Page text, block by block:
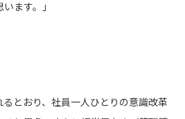
ます。」
るとおり、社員一人ひとりの意識改革